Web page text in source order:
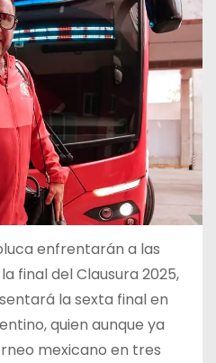
enfrentarán a las
final del Clausura 2025,
la sexta final en
quien aunque ya
mexicano en tres